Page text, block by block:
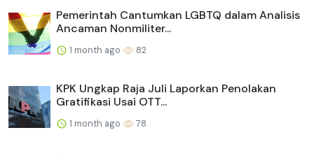
Pemerintah Cantumkan LGBTQ dalam Analisis
Ancaman Nonmiliter...
1 month ago 82
KPK Ungkap Raja Juli Laporkan Penolakan
Gratifikasi Usai OTT...
1 month ago 78